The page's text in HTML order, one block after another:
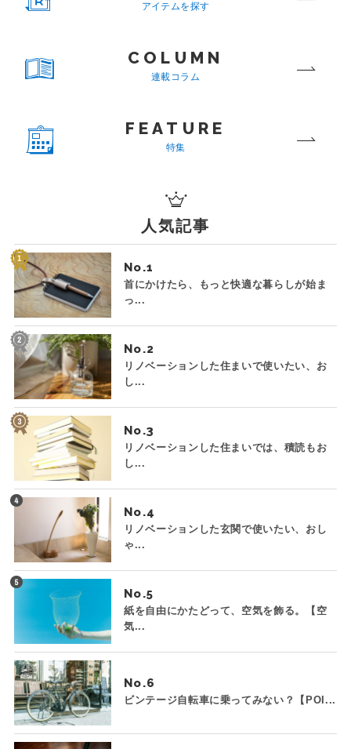
アイテムを探す
COLUMN
連載コラム
FEATURE
特集
人気記事
No.
首にかけたら、もっと快適な暮らしが始ま
っ...
No.
リノベーションした住まいで使いたい、お
し...
No.
リノベーションした住まいでは、積読もお
し...
No.
リノベーションした玄関で使いたい、おし
ゃ...
No.
紙を自由にかたどって、空気を飾る。【空
気...
No.
ビンテージ自転車に乗ってみない？【POI...